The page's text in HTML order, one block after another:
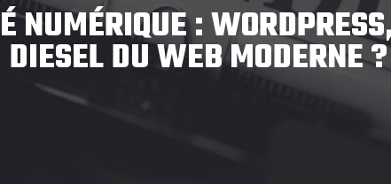
NUMÉRIQUE :
DIESEL DU WEB MODERNE ?